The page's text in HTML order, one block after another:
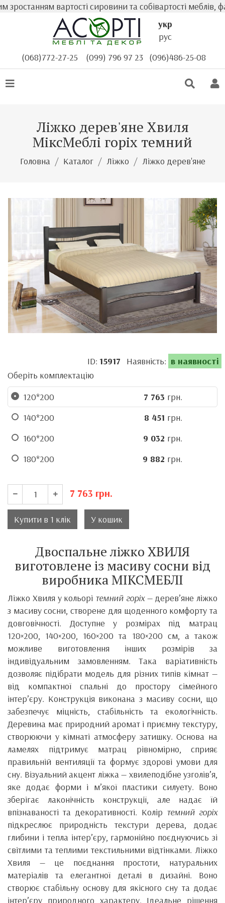
вартості сировини та собівартості меблів,
укр
рус
(068)772-27-25
(099) 796 97 23 (096)486-25-08
Ліжко дерев'яне Хвиля
МіксМеблі горіх темний
Головна Каталог Ліжко Ліжко дерев'яне
ID: 15917 Наявність: в наявності
Оберіть комплектацію
120*200
7 763 грн.
140*200
8 451 грн.
160*200
9 032 грн.
180*200
9 882 грн.
7 763 грн.
Купити в 1 клік У кошик
Двоспальне ліжко ХВИЛЯ
виготовлене із масиву сосни від
виробника МІКСМЕБЛІ
Ліжко Хвиля у кольорі темний горіх— дерев’яне ліжко
з масиву сосни, створене для щоденного комфорту та
довговічності. Доступне у розмірах під матрац
120×200, 140×200, 160×200 та 180×200 см, а також
можливе виготовлення інших розмірів за
індивідуальним замовленням. Така варіативність
дозволяє підібрати модель для різних типів кімнат —
від компактної спальні до простору сімейного
інтер’єру. Конструкція виконана з масиву сосни, що
забезпечує міцність, стабільність та екологічність.
Деревина має природний аромат і приємну текстуру,
створюючи у кімнаті атмосферу затишку. Основа на
ламелях підтримує матрац рівномірно, сприяє
правильній вентиляції та формує здорові умови для
сну. Візуальний акцент ліжка — хвилеподібне узголів’я,
яке додає форми і м’якої пластики силуету. Воно
зберігає лаконічність конструкції, але надає їй
впізнаваності та декоративності. Колір темний горіх
підкреслює природність текстури дерева, додає
глибини і тепла інтер’єру, гармонійно поєднуючись зі
світлими та теплими текстильними відтінками. Ліжко
Хвиля — це поєднання простоти, натуральних
матеріалів та елегантної деталі в дизайні. Воно
створює стабільну основу для якісного сну та додає
інтер’єру природного характеру. Ідеальне рішення